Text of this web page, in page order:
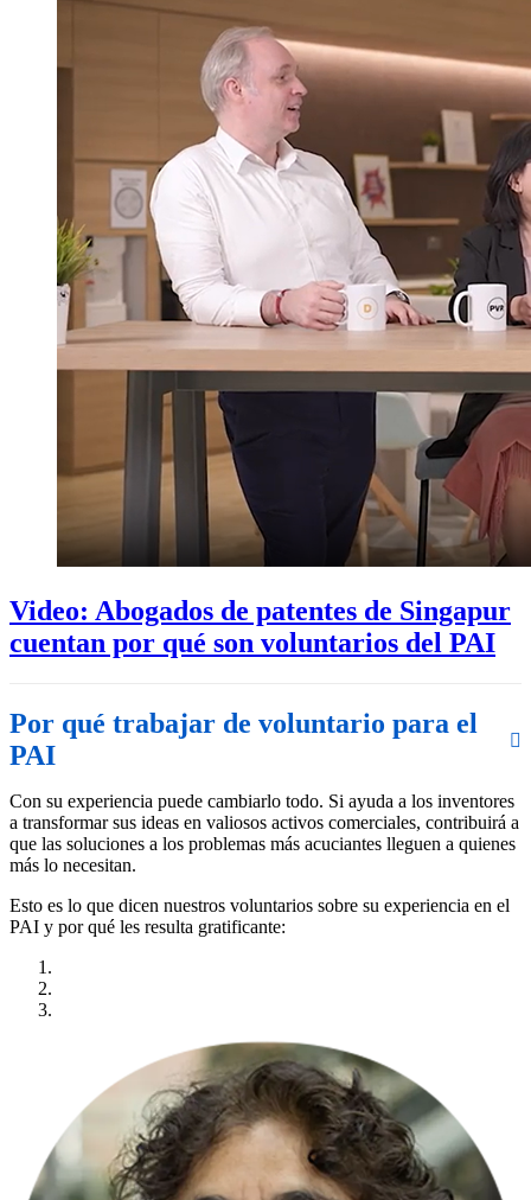
Video: Abogados de patentes de Singapur
cuentan por qué son voluntarios del PAI
Por qué trabajar de voluntario para el
PAI
Con su experiencia puede cambiarlo todo. Si ayuda a los inventores
a transformar sus ideas en valiosos activos comerciales, contribuirá a
que las soluciones a los problemas más acuciantes lleguen a quienes
más lo necesitan.
Esto es lo que dicen nuestros voluntarios sobre su experiencia en el
PAI y por qué les resulta gratificante: